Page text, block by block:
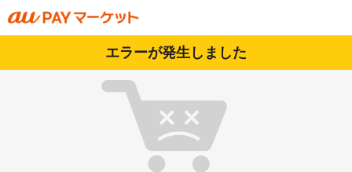
エラーが発生しました